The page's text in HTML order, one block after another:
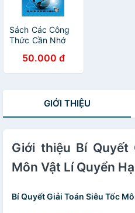
Sách Các Công
Thức Cần Nhớ
50.000 đ
GIỚI THIỆU
Giới thiệu Bí Quyết
Môn Vật Lí Quyển Hạ
Bí Quyết Giải Toán Siêu Tốc